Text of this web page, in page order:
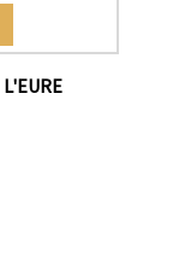
L'EURE